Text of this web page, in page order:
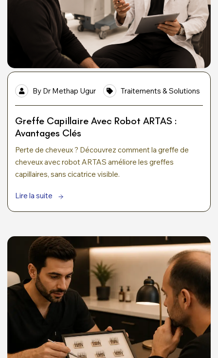
By Dr Methap Ugur Traitements & Solutions
Greffe Capillaire Avec Robot ARTAS :
Avantages Clés
Perte de cheveux ? Découvrez comment la greffe de
cheveux avec robot ARTAS améliore les greffes
capillaires, sans cicatrice visible.
Lire la suite